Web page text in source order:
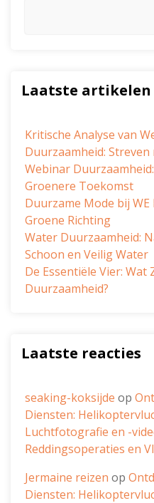
Laatste artikelen
Kritische Analyse van
Duurzaamheid:
Webinar
Groenere Toekomst
Duurzame Mode bij WE
Groene Richting
Water Duurzaamheid:
Schoon en Veilig Water
De Essentiële Vier: Wat
Duurzaamheid?
Laatste reacties
seaking-koksijde op
Diensten:
Luchtfotografie en -
Reddingsoperaties en
Jermaine reizen op
Diensten: